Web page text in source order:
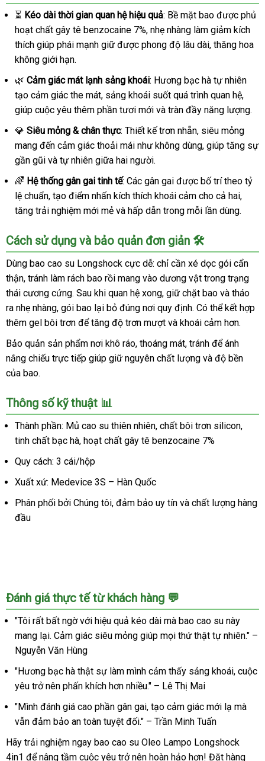
⏳ Kéo dài thời gian quan hệ hiệu quả: Bề mặt bao được phủ
hoạt chất gây tê benzocaine 7%, nhẹ nhàng làm giảm kích
thích giúp phái mạnh giữ được phong độ lâu dài, thăng hoa
không giới hạn.
🌿 Cảm giác mát lạnh sảng khoái: Hương bạc hà tự nhiên
tạo cảm giác the mát, sảng khoái suốt quá trình quan hệ,
giúp cuộc yêu thêm phần tươi mới và tràn đầy năng lượng.
💎 Siêu mỏng & chân thực: Thiết kế trơn nhẵn, siêu mỏng
mang đến cảm giác thoải mái như không dùng, giúp tăng sự
gần gũi và tự nhiên giữa hai người.
🌈 Hệ thống gân gai tinh tế: Các gân gai được bố trí theo tỷ
lệ chuẩn, tạo điểm nhấn kích thích khoái cảm cho cả hai,
tăng trải nghiệm mới mẻ và hấp dẫn trong mỗi lần dùng.
Cách sử dụng và bảo quản đơn giản 🛠️
Dùng bao cao su Longshock cực dễ: chỉ cần xé dọc gói cẩn
thận, tránh làm rách bao rồi mang vào dương vật trong trạng
thái cương cứng. Sau khi quan hệ xong, giữ chặt bao và tháo
ra nhẹ nhàng, gói bao lại bỏ đúng nơi quy định. Có thể kết hợp
thêm gel bôi trơn để tăng độ trơn mượt và khoái cảm hơn.
Bảo quản sản phẩm nơi khô ráo, thoáng mát, tránh để ánh
nắng chiếu trực tiếp giúp giữ nguyên chất lượng và độ bền
của bao.
Thông số kỹ thuật 📊
Thành phần: Mủ cao su thiên nhiên, chất bôi trơn silicon,
tinh chất bạc hà, hoạt chất gây tê benzocaine 7%
Quy cách: 3 cái/hộp
Xuất xứ: Medevice 3S – Hàn Quốc
Phân phối bởi Chúng tôi, đảm bảo uy tín và chất lượng hàng
đầu
Đánh giá thực tế từ khách hàng 💬
"Tôi rất bất ngờ với hiệu quả kéo dài mà bao cao su này
mang lại. Cảm giác siêu mỏng giúp mọi thứ thật tự nhiên." –
Nguyễn Văn Hùng
"Hương bạc hà thật sự làm mình cảm thấy sảng khoái, cuộc
yêu trở nên phấn khích hơn nhiều." – Lê Thị Mai
"Mình đánh giá cao phần gân gai, tạo cảm giác mới lạ mà
vẫn đảm bảo an toàn tuyệt đối." – Trần Minh Tuấn
Hãy trải nghiệm ngay bao cao su Oleo Lampo Longshock
4in1 để nâng tầm cuộc yêu trở nên hoàn hảo hơn! Đặt hàng